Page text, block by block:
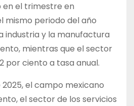
en el trimestre en
mismo periodo del año
industria y la manufactura
mientras que el sector
por ciento a tasa anual.
el campo mexicano
el sector de los servicios